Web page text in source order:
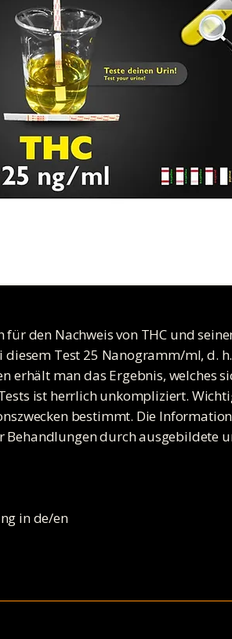
für den Nachweis von THC und
Test 25 Nanogramm/ml, d.
erhält man das Ergebnis, welches
ist herrlich unkompliziert.
bestimmt. Die
Behandlungen durch ausgebildete
in de/en